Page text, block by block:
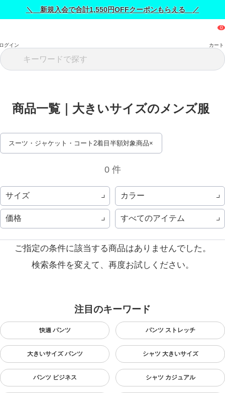
＼ 新規入会で合計1,550円OFFクーポンもらえる ／
グイン カート
商品一覧｜大きいサイズのメンズ服
スーツ・ジャケット・コート2着目半額対象商品
0 件
サイズ カラー
価格 すべてのアイテム
ご指定の条件に該当する商品はありませんでした。
検索条件を変えて、再度お試しください。
注目のキーワード
快適 パンツ パンツ ストレッチ
大きいサイズ パンツ シャツ 大きいサイズ
パンツ ビジネス シャツ カジュアル